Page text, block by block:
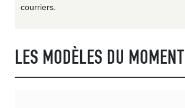
courriers.
LES MODÈLES DU MOMENT